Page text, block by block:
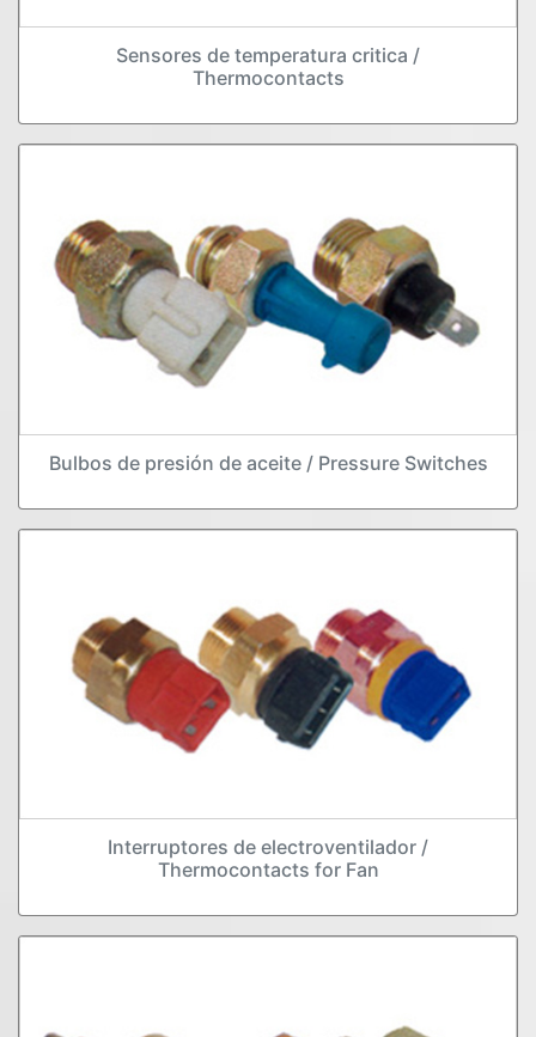
Sensores de temperatura critica /
Thermocontacts
Bulbos de presión de aceite / Pressure Switches
Interruptores de electroventilador /
Thermocontacts for Fan